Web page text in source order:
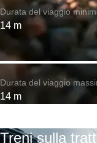
Durata del viaggio
14 m
Durata del viaggio
14 m
Treni sulla